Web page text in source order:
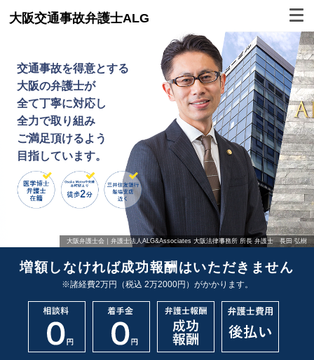
大阪交通事故弁護士ALG
交通事故を得意とする
大阪の弁護士が
全て丁寧に対応し
全力で取り組み
ご満足頂けるよう
目指しています。
大阪弁護士会｜弁護士法人ALG&Associates 大阪法律事務所 所長 弁護士 長田 弘樹
増額しなければ成功報酬はいただきません
※諸経費2万円（税込 2万2000円）がかかります。